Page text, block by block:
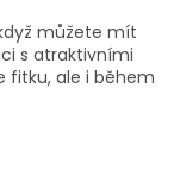
můžete mít
s atraktivními
fitku, ale i během